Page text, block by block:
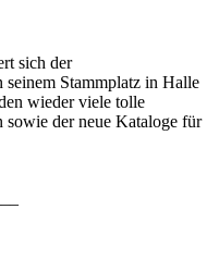
sich der
seinem Stammplatz in Halle
wieder viele tolle
sowie der neue Kataloge für